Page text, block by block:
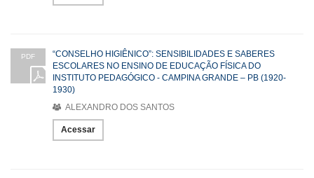
PDF
“CONSELHO HIGIÊNICO”: SENSIBILIDADES E SABERES
ESCOLARES NO ENSINO DE EDUCAÇÃO FÍSICA DO
INSTITUTO PEDAGÓGICO - CAMPINA GRANDE – PB (1920-
1930)
ALEXANDRO DOS SANTOS
Acessar